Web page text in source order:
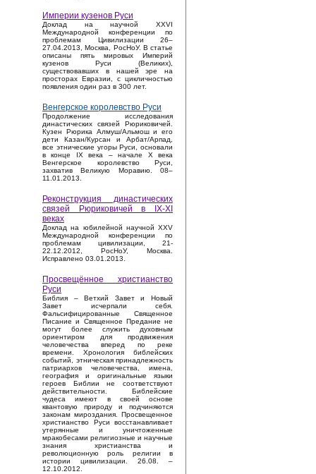
Империи кузенов Руси
Доклад на научной XXVI
Международной конференции по
проблемам Цивилизации 26–
27.04.2013, Москва, РосНоУ. В статье
описаны пять мировых Империй
кузенов Руси (Великих),
существовавших в нашей эре на
просторах Евразии, с цикличностью
появления один раз в 300 лет.
Венгерское королевство Руси
Продолжение исследования
династических связей Рюриковичей.
Кузен Рюрика Алмуш/Альмош и его
дети Казан/Курсан и Арбат/Арпад,
все этнические угоры Руси, основали
в конце IX века – начале X века
Венгерское королевство Руси,
захватив Великую Моравию. 08–
11.01.2013.
Реконструкция династических
связей Рюриковичей в IX-XI
веках
Доклад на юбилейной научной XXV
Международной конференции по
проблемам цивилизации, 21-
22.12.2012, РосНоУ, Москва.
Исправлено 03.01.2013.
Просвещённое христианство
Руси
Библия – Ветхий Завет и Новый
Завет исчерпали себя.
Фальсифицированные Священное
Писание и Священное Предание не
могут более служить духовным
ориентиром для продвижения
человечества вперед по реке
времени. Хронология библейских
событий, этническая принадлежность
патриархов человечества, имена,
география и оригинальные языки
героев Библии не соответствуют
действительности. Библейские
чудеса имеют в своей основе
квантовую природу и подчиняются
законам мироздания. Просвещенное
христианство Руси восстанавливает
утерянные и уничтоженные
мракобесами религиозные и научные
знания христианства и
революционную роль религии в
истории цивилизации. 26.08. –
12.10.2012.